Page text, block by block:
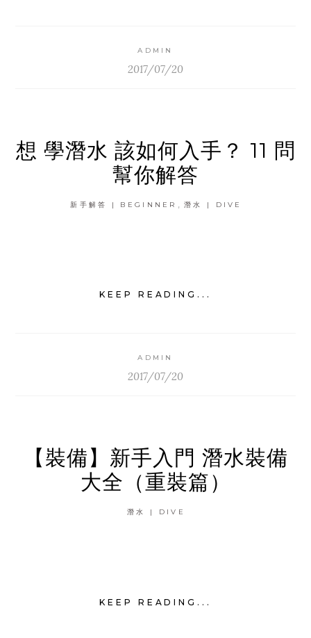
ADMIN
2017/07/20
想 學潛水 該如何入手？ 11 問
幫你解答
新手解答 | BEGINNER 潛水 | DIVE
KEEP READING...
ADMIN
2017/07/20
【裝備】新手入門 潛水裝備
大全（重裝篇）
潛水 | DIVE
KEEP READING...